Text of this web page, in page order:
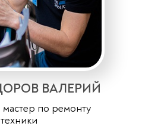
ВАЛЕРИЙ
по ремонту